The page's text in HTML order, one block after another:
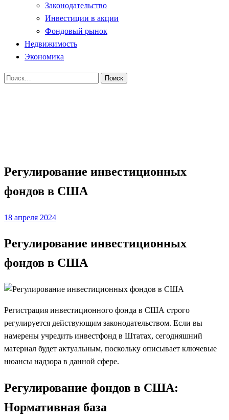
Законодательство
Инвестиции в акции
Фондовый рынок
Недвижимость
Экономика
Найти:
Регулирование инвестиционных
фондов в США
Posted
18 апреля 2024
Регулирование инвестиционных
фондов в США
Регистрация инвестиционного фонда в США строго
регулируется действующим законодательством. Если вы
намерены учредить инвестфонд в Штатах, сегодняшний
материал будет актуальным, поскольку описывает ключевые
нюансы надзора в данной сфере.
Регулирование фондов в США:
Нормативная база